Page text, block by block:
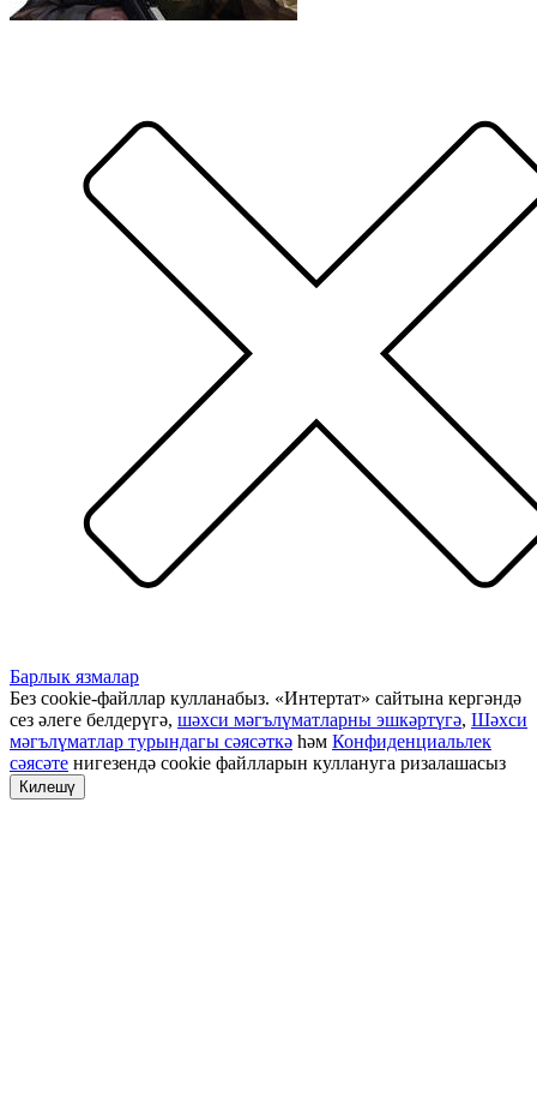
Барлык язмалар
Без cookie-файллар кулланабыз. «Интертат» сайтына кергәндә
сез әлеге белдерүгә, шәхси мәгълүматларны эшкәртүгә, Шәхси
мәгълүматлар турындагы сәясәткә һәм Конфиденциальлек
сәясәте нигезендә cookie файлларын куллануга ризалашасыз
Килешү